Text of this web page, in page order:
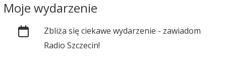
Moje wydarzenie
Zbliża się ciekawe wydarzenie - zawiadom
Radio Szczecin!